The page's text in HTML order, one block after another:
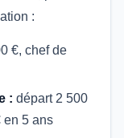
:
€, chef de
: départ 2 500
en 5 ans